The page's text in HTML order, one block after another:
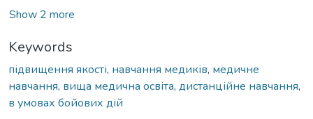
Show 2 more
Keywords
підвищення якості, навчання медиків, медичне
навчання, вища медична освіта, дистанційне навчання,
в умовах бойових дій